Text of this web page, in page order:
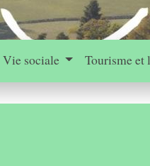
Vie sociale Tourisme et